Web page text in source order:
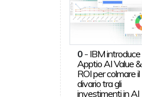
0- IBM introduce
Apptio AI Value &
ROI per colmare il
divario tra gli
investimenti in AI